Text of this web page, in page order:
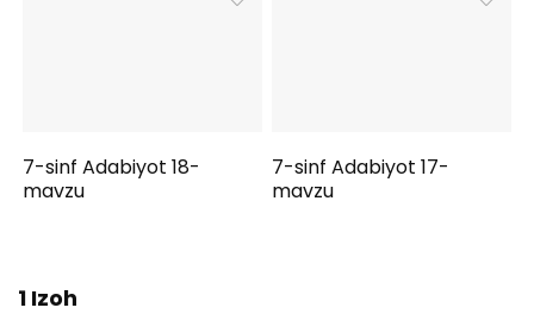
7-sinf Adabiyot 18-
mavzu
7-sinf Adabiyot 17-
mavzu
1 Izoh